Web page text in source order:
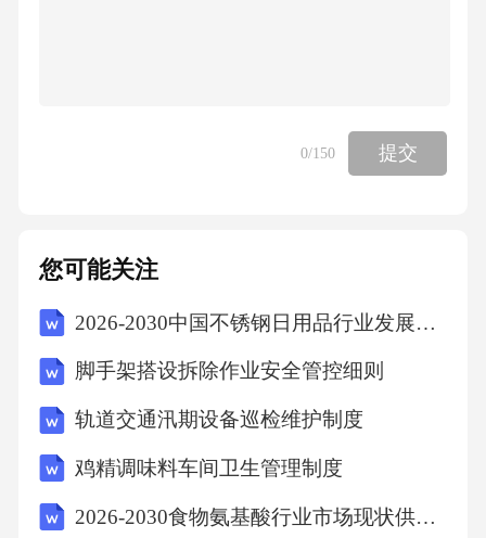
0/150 提交
您可能关注
2026-2030中国不锈钢日用品行业发展分析及市场竞争格局与发展前景预测研究报告
脚手架搭设拆除作业安全管控细则
轨道交通汛期设备巡检维护制度
鸡精调味料车间卫生管理制度
2026-2030食物氨基酸行业市场现状供需分析及重点企业投资评估规划分析研究报告